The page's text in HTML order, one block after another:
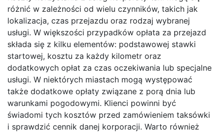
różnić w zależności od wielu czynników, takich jak
lokalizacja, czas przejazdu oraz rodzaj wybranej
usługi. W większości przypadków opłata za przejazd
składa się z kilku elementów: podstawowej stawki
startowej, kosztu za każdy kilometr oraz
dodatkowych opłat za czas oczekiwania lub specjalne
usługi. W niektórych miastach mogą występować
także dodatkowe opłaty związane z porą dnia lub
warunkami pogodowymi. Klienci powinni być
świadomi tych kosztów przed zamówieniem taksówki
i sprawdzić cennik danej korporacji. Warto również